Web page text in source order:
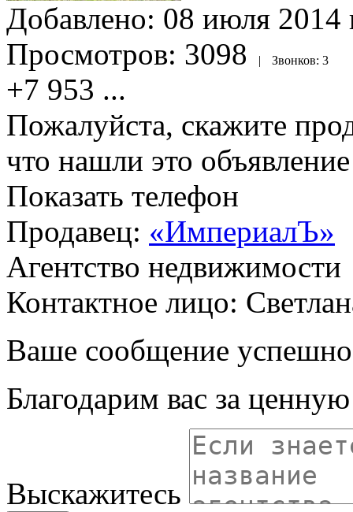
Добавлено: 08 июля 2014
Просмотров: 3098 | Звонков: 3
+7 953 ...
Пожалуйста, скажите
что нашли это
Показать телефон
Продавец: «ИмпериалЪ»
Агентство недвижимости
Контактное лицо:
Ваше сообщение успешно
Благодарим вас за
Выскажитесь